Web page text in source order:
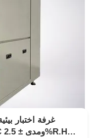
غرفة اختبار